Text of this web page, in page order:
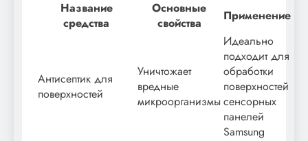
Название
средства
Основные
свойства
Применение
Антисептик для
поверхностей
Уничтожает
вредные
микроорганизмы
Идеально
подходит для
обработки
поверхностей
сенсорных
панелей
Samsung